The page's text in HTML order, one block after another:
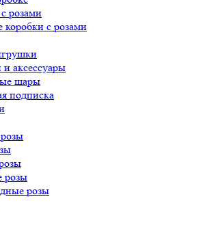
розами
с розами
и аксессуары
шары
подписка
розы
розы